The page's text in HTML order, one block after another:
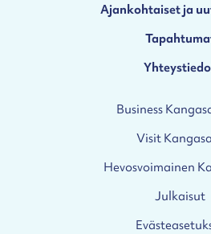
Ajankohtaiset ja
Business
Visit
Hevosvoimainen
Julkaisut